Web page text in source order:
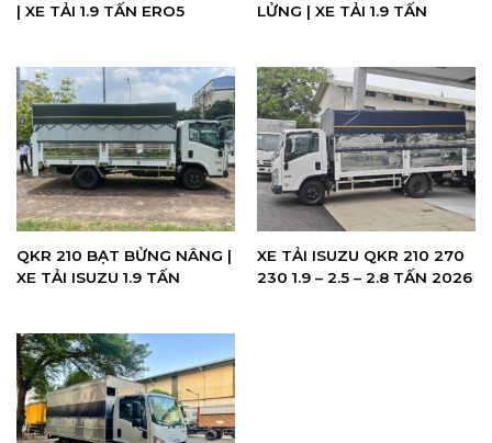
| XE TẢI 1.9 TẤN ERO5
LỬNG | XE TẢI 1.9 TẤN
QKR 210 BẠT BỬNG NÂNG |
XE TẢI ISUZU 1.9 TẤN
XE TẢI ISUZU QKR 210 270
230 1.9 – 2.5 – 2.8 TẤN 2026